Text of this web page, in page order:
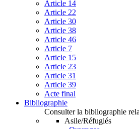
Article 14
Article 22
Article 30
Article 38
Article 46
Article 7
Article 15
Article 23
Article 31
Article 39
Acte final
Bibliographie
Consulter la bibliographie
Asile/Réfugiés